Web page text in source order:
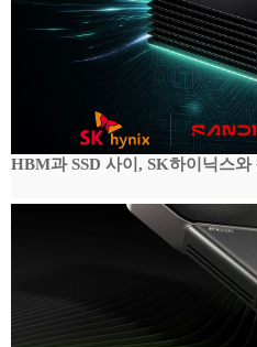
HBM과 SSD 사이, SK하이닉스